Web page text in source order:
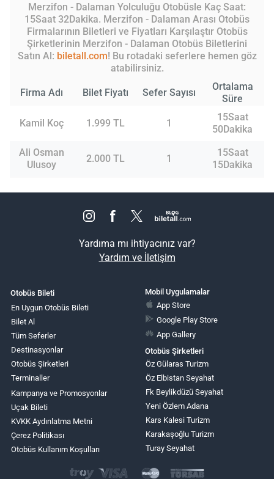
Merzifon - Dalaman Yolculuğu Otobüsle Kaç Saat:
15Saat 32Dakika. Merzifon - Dalaman Arası Otobüs
Firmalarının Biletleri ve Fiyatları Karşılaştır Otobüs
Şirketlerinin Merzifon - Dalaman Otobüs Biletlerini
Satın Al: biletall.com! Bu rotadaki seferlere hemen göz
atabilirsiniz.
Firma Adı Bilet Fiyatı Sefer Sayısı
Ortalama
Süre
Kamil Koç 1.999 TL 1
15Saat
50Dakika
Ali Osman
Ulusoy
2.000 TL 1
15Saat
15Dakika
Yardıma mı ihtiyacınız var?
Yardım ve İletişim
Otobüs Bileti
En Uygun Otobüs Bileti
Bilet Al
Tüm Seferler
Destinasyonlar
Otobüs Şirketleri
Terminaller
Kampanya ve Promosyonlar
Uçak Bileti
KVKK Aydınlatma Metni
Çerez Politikası
Otobüs Kullanım Koşulları
Mobil Uygulamalar
App Store
Google Play Store
App Gallery
Otobüs Şirketleri
Öz Gülaras Turizm
Öz Elbistan Seyahat
Fk Beylikdüzü Seyahat
Yeni Özlem Adana
Kars Kalesi Turizm
Karakaşoğlu Turizm
Turay Seyahat